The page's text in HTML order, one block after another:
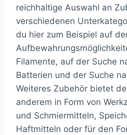
reichhaltige Auswahl an
verschiedenen
du hier zum Beispiel auf
Filamente, auf der Suche
Batterien und der Suche
Weiteres Zubehör bietet
anderem in Form von
und Schmiermitteln,
Haftmitteln oder für den